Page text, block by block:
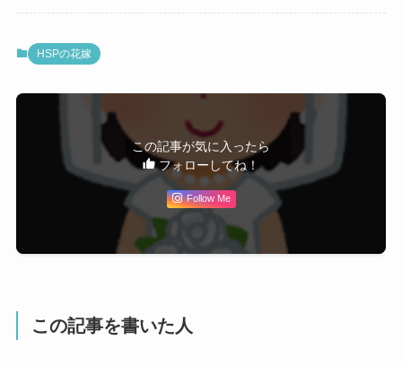
HSPの花嫁
この記事が気に入ったら
フォローしてね！
Follow Me
この記事を書いた人